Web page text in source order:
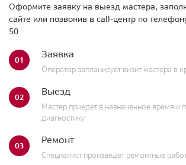
Оформите заявку на выезд мастера,
сайте или позвонив в call-центр по
50
01 Заявка
Оператор запланирует визит мастера в
02 Выезд
Мастер приедет в назначенное время и
диагностику
03 Ремонт
Специалист произведет ремонтные